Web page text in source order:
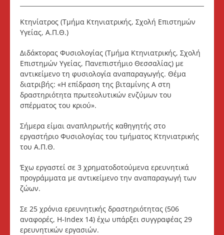
Κτηνίατρος (Τμήμα Κτηνιατρικής, Σχολή Επιστημών
Υγείας, Α.Π.Θ.)
Διδάκτορας Φυσιολογίας (Τμήμα Κτηνιατρικής, Σχολή
Επιστημών Υγείας, Πανεπιστήμιο Θεσσαλίας) με
αντικείμενο τη φυσιολογία αναπαραγωγής. Θέμα
διατριβής: «Η επίδραση της βιταμίνης Α στη
δραστηριότητα πρωτεολυτικών ενζύμων του
σπέρματος του κριού».
Σήμερα είμαι αναπληρωτής καθηγητής στο
εργαστήριο Φυσιολογίας του τμήματος Κτηνιατρικής
του Α.Π.Θ.
Έχω εργαστεί σε 3 χρηματοδοτούμενα ερευνητικά
προγράμματα με αντικείμενο την αναπαραγωγή των
ζώων.
Σε 25 χρόνια ερευνητικής δραστηριότητας (506
αναφορές, Η-Index 14) έχω υπάρξει συγγραφέας 29
ερευνητικών εργασιών.